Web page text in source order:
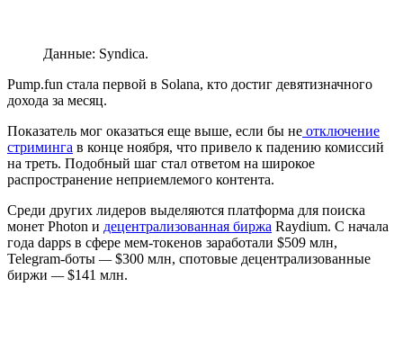
Данные: Syndica.
Pump.fun стала первой в Solana, кто достиг девятизначного
дохода за месяц.
Показатель мог оказаться еще выше, если бы не отключение
стриминга в конце ноября, что привело к падению комиссий
на треть. Подобный шаг стал ответом на широкое
распространение неприемлемого контента.
Среди других лидеров выделяются платформа для поиска
монет Photon и децентрализованная биржа Raydium. С начала
года dapps в сфере мем-токенов заработали $509 млн,
Telegram-боты —$300 млн, спотовые децентрализованные
биржи —$141 млн.